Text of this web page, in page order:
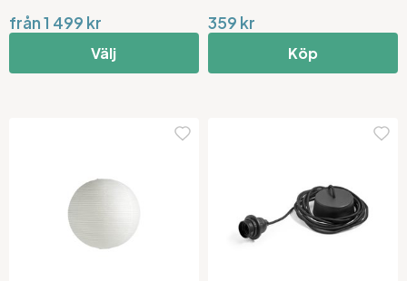
från 1 499 kr
Välj
359 kr
Köp